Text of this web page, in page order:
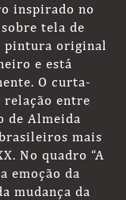
inspirado no
tela de
pintura original
e está
O curta-
relação entre
de Almeida
mais
No quadro “A
emoção da
mudança da